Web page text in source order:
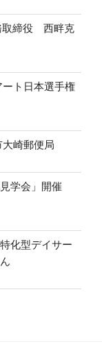
取締役 西畔克
ト日本選手権
崎郵便局
見学会」開催
化型デイサー